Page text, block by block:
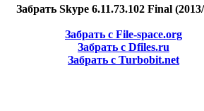
Забрать Skype 6.11.73.102 Final
Забрать с File-space.org
Забрать с Dfiles.ru
Забрать с Turbobit.net